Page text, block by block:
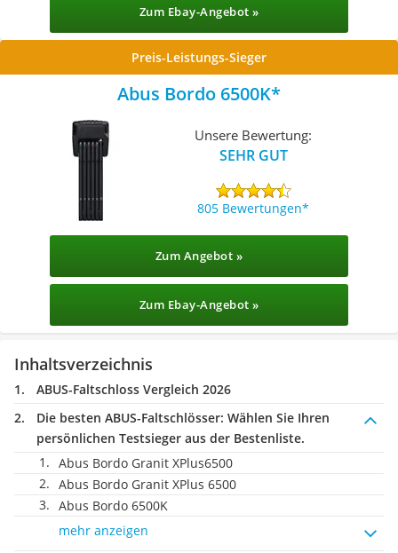
Zum Ebay-Angebot »
Preis-Leistungs-Sieger
Abus Bordo 6500K
Unsere Bewertung:
SEHR GUT
805 Bewertungen
Zum Angebot »
Zum Ebay-Angebot »
Inhaltsverzeichnis
ABUS-Faltschloss Vergleich 2026
Die besten ABUS-Faltschlösser: Wählen Sie Ihren
persönlichen Testsieger aus der Bestenliste.
Abus Bordo Granit XPlus6500
Abus Bordo Granit XPlus 6500
Abus Bordo 6500K
mehr anzeigen